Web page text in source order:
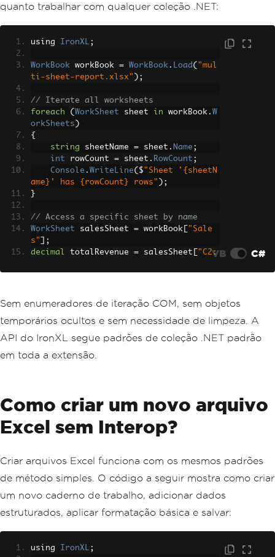
quanto trabalhar com qualquer coleção .NET:
using IronXL ;
WorkBook workBook = WorkBook . Load ( "mul
ti-sheet-report.xlsx" );
// Iterate all worksheets
foreach
( WorkSheet sheet in workBook . W
orkSheets )
{
string sheetName = sheet . Name ;
int rowCount = sheet . RowCount ;
Console . WriteLine( $ "Sheet '{sheetN
ame}' has {rowCount} rows" );
}
// Access a specific sheet by name
WorkSheet salesSheet = workBook
"Sale
s"
];
decimal totalRevenue = salesSheet
"C2:VB C#
Sem enumeradores de iteração COM, sem objetos
temporários ocultos e sem necessidade de limpeza. A
API do IronXL segue padrões de coleção .NET padrão
em toda a extensão.
Como criar um novo arquivo
Excel sem Interop?
Criar arquivos Excel funciona com os mesmos padrões
de método simples. O código a seguir mostra como criar
um novo caderno de trabalho, adicionar dados
estruturados, aplicar formatação básica e salvar:
using IronXL ;